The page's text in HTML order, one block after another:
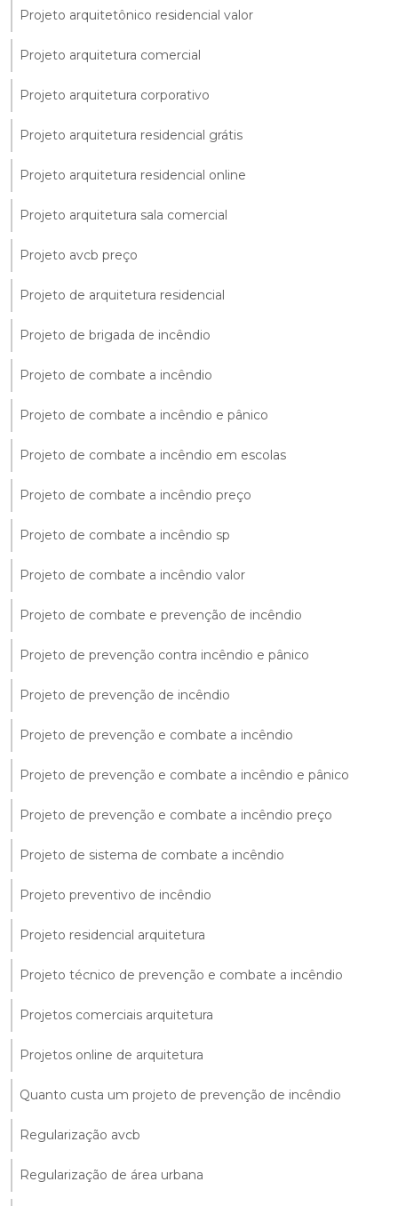
Projeto arquitetônico residencial valor
Projeto arquitetura comercial
Projeto arquitetura corporativo
Projeto arquitetura residencial grátis
Projeto arquitetura residencial online
Projeto arquitetura sala comercial
Projeto avcb preço
Projeto de arquitetura residencial
Projeto de brigada de incêndio
Projeto de combate a incêndio
Projeto de combate a incêndio e pânico
Projeto de combate a incêndio em escolas
Projeto de combate a incêndio preço
Projeto de combate a incêndio sp
Projeto de combate a incêndio valor
Projeto de combate e prevenção de incêndio
Projeto de prevenção contra incêndio e pânico
Projeto de prevenção de incêndio
Projeto de prevenção e combate a incêndio
Projeto de prevenção e combate a incêndio e pânico
Projeto de prevenção e combate a incêndio preço
Projeto de sistema de combate a incêndio
Projeto preventivo de incêndio
Projeto residencial arquitetura
Projeto técnico de prevenção e combate a incêndio
Projetos comerciais arquitetura
Projetos online de arquitetura
Quanto custa um projeto de prevenção de incêndio
Regularização avcb
Regularização de área urbana